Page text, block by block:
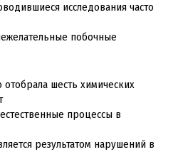
исследования часто
побочные
шесть химических
процессы в
результатом нарушений в